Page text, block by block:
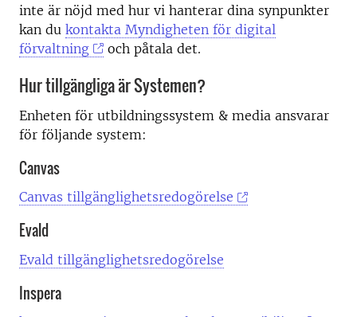
inte är nöjd med hur vi hanterar dina synpunkter
kan du kontakta Myndigheten för digital
förvaltning
och påtala det.
Hur tillgängliga är Systemen?
Enheten för utbildningssystem & media ansvarar
för följande system:
Canvas
Canvas tillgänglighetsredogörelse
Evald
Evald tillgänglighetsredogörelse
Inspera